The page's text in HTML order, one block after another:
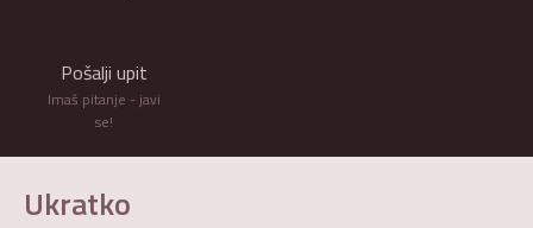
Pošalji upit
Imaš pitanje - javi
se!
Ukratko